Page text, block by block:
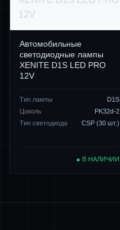
Автомобильные
светодиодные лампы
XENITE D1S LED PRO
12V
Тип лампы
D1S
Цоколь
PK32d-2
Тип светодиода
CSP (30 шт.)
● В НАЛИЧИИ